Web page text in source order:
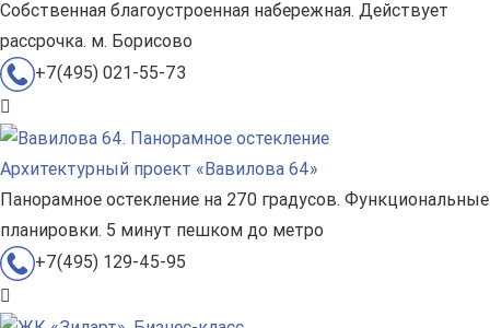
Собственная благоустроенная набережная. Действует
рассрочка. м. Борисово
+7(495) 021-55-73
Архитектурный проект «Вавилова 64»
Панорамное остекление на 270 градусов. Функциональные
планировки. 5 минут пешком до метро
+7(495) 129-45-95